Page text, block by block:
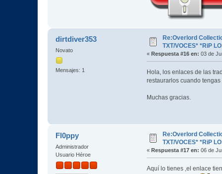
dirtdiver353
Novato
Mensajes: 1
Re:Overlord
TXT/VOCES* *RiP
« Respuesta #16 en: 03 de
Hola, los enlaces de las
restaurarlos cuando
Muchas gracias.
Fl0ppy
Administrador
Usuario Héroe
Re:Overlord
TXT/VOCES* *RiP
« Respuesta #17 en: 06 de
Aquí lo tienes ,el enlace